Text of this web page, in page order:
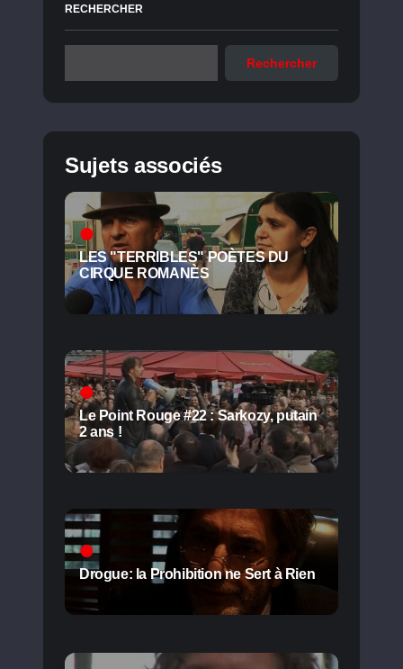
RECHERCHER
Rechercher
Sujets associés
LES "TERRIBLES" POÈTES DU
CIRQUE ROMANÈS
Le Point Rouge #22 : Sarkozy, putain
2 ans !
Drogue: la Prohibition ne Sert à Rien